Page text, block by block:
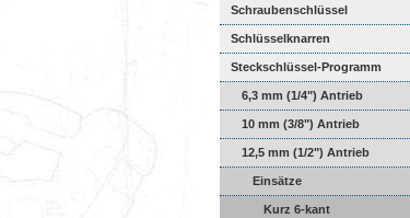
Schraubenschlüssel
Schlüsselknarren
Steckschlüssel-Programm
6,3 mm (1/4") Antrieb
10 mm (3/8") Antrieb
12,5 mm (1/2") Antrieb
Einsätze
Kurz 6-kant